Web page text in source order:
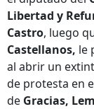
Libertad y
Castro, luego
Castellanos, le
al abrir un
de protesta en
de Gracias,